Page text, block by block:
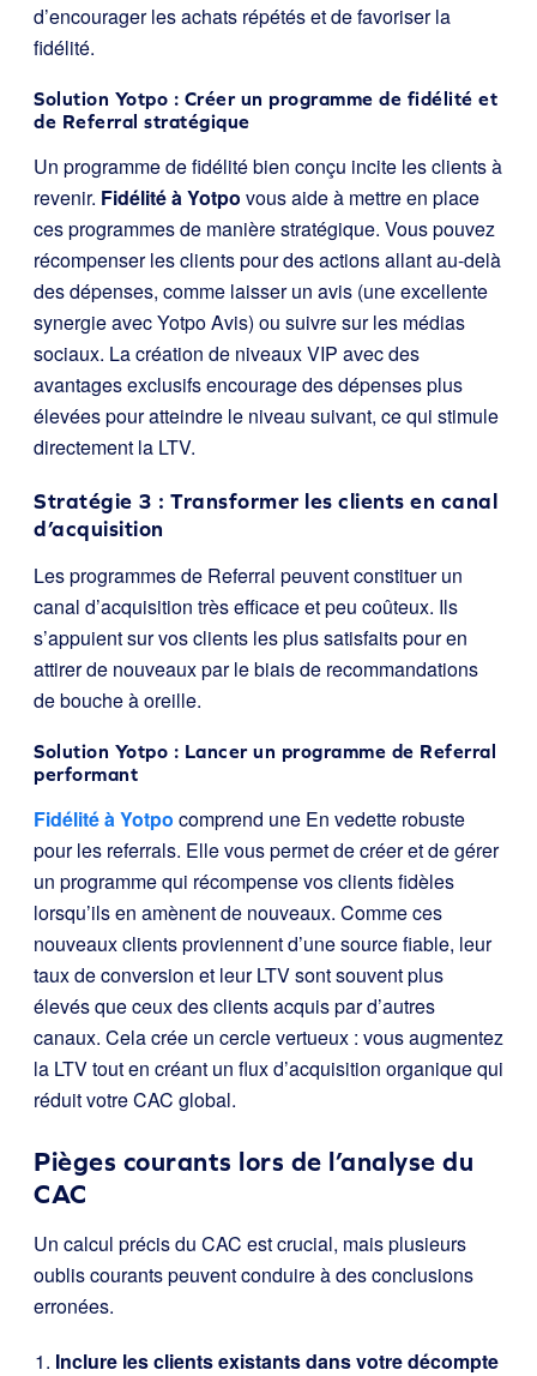
d’encourager les achats répétés et de favoriser la
fidélité.
Solution Yotpo : Créer un programme de fidélité et
de Referral stratégique
Un programme de fidélité bien conçu incite les clients à
revenir. Fidélité à Yotpo vous aide à mettre en place
ces programmes de manière stratégique. Vous pouvez
récompenser les clients pour des actions allant au-delà
des dépenses, comme laisser un avis (une excellente
synergie avec Yotpo Avis) ou suivre sur les médias
sociaux. La création de niveaux VIP avec des
avantages exclusifs encourage des dépenses plus
élevées pour atteindre le niveau suivant, ce qui stimule
directement la LTV.
Stratégie 3 : Transformer les clients en canal
d’acquisition
Les programmes de Referral peuvent constituer un
canal d’acquisition très efficace et peu coûteux. Ils
s’appuient sur vos clients les plus satisfaits pour en
attirer de nouveaux par le biais de recommandations
de bouche à oreille.
Solution Yotpo : Lancer un programme de Referral
performant
Fidélité à Yotpo comprend une En vedette robuste
pour les referrals. Elle vous permet de créer et de gérer
un programme qui récompense vos clients fidèles
lorsqu’ils en amènent de nouveaux. Comme ces
nouveaux clients proviennent d’une source fiable, leur
taux de conversion et leur LTV sont souvent plus
élevés que ceux des clients acquis par d’autres
canaux. Cela crée un cercle vertueux : vous augmentez
la LTV tout en créant un flux d’acquisition organique qui
réduit votre CAC global.
Pièges courants lors de l’analyse du
CAC
Un calcul précis du CAC est crucial, mais plusieurs
oublis courants peuvent conduire à des conclusions
erronées.
Inclure les clients existants dans votre décompte